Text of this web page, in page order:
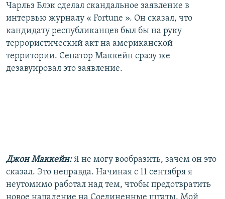
Чарльз Блэк сделал скандальное заявление в
интервью журналу « Fortune ». Он сказал, что
кандидату республиканцев был бы на руку
террористический акт на американской
территории. Сенатор Маккейн сразу же
дезавуировал это заявление.
Джон Маккейн:Я не могу вообразить, зачем он это
сказал. Это неправда. Начиная с 11 сентября я
неутомимо работал над тем, чтобы предотвратить